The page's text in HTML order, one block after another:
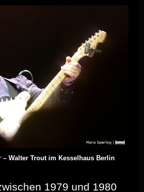
– Walter Trout im Kesselhaus Berlin
1979 und 1980